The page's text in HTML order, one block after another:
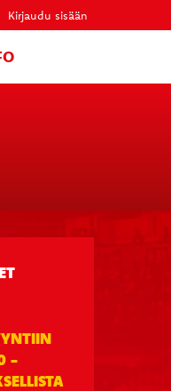
Kirjaudu sisään
-